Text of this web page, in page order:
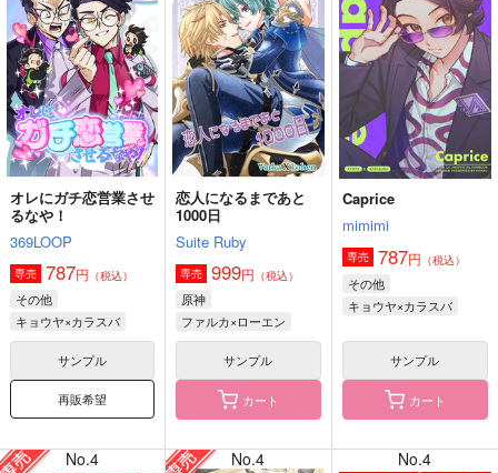
オレにガチ恋営業させ
るなや！
369LOOP
専売 787円 （税込）
その他
キョウヤ×カラスバ
サンプル
再販希望
恋人になるまであと
1000日
Suite Ruby
専売 999円 （税込）
原神
ファルカ×ローエン
サンプル
カート
Caprice
mimimi
専売 787円 （税込）
その他
キョウヤ×カラスバ
サンプル
カート
No.4 No.4 No.4